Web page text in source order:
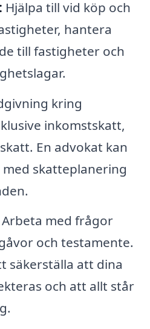
Hjälpa till vid köp och
hantera
till fastigheter och
kring
inkomstskatt,
En advokat kan
skatteplanering
Arbeta med frågor
och testamente.
säkerställa att dina
och att allt står